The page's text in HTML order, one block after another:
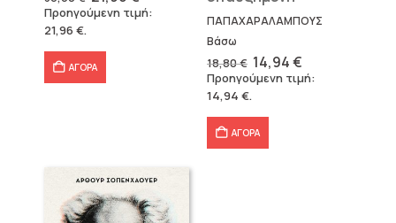
price
was:
τρέχουσα
τιμή
Προηγούμενη τιμή:
21,96 €.
ΑΓΟΡΑ
ΠΑΠΑΧΑΡΑΛΑΜΠΟΥΣ
Βάσω
18,80€ Original
price
was:
18,80 €.
14,94€Η
τρέχουσα
τιμή
Προηγούμενη τιμή:
14,94 €.
ΑΓΟΡΑ